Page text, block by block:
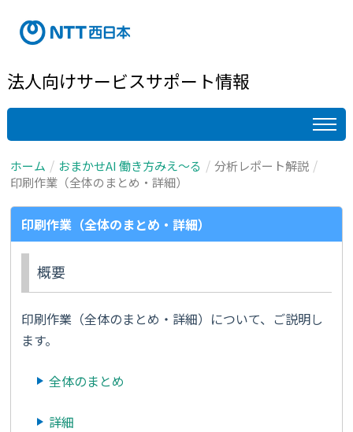
法人向けサービスサポート情報
ホーム おまかせAI 働き方みえ～る
分析レポート解説
印刷作業（全体のまとめ・詳細）
印刷作業（全体のまとめ・詳細）
概要
印刷作業（全体のまとめ・詳細）について、ご説明し
ます。
全体のまとめ
詳細